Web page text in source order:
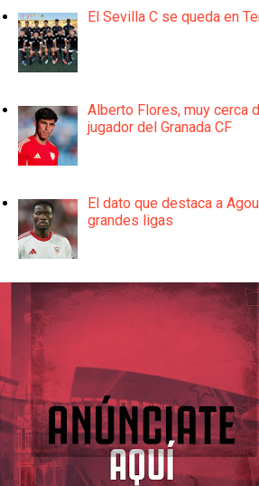
El Sevilla C se queda en
Alberto Flores, muy cerca
jugador del Granada CF
El dato que destaca a
grandes ligas